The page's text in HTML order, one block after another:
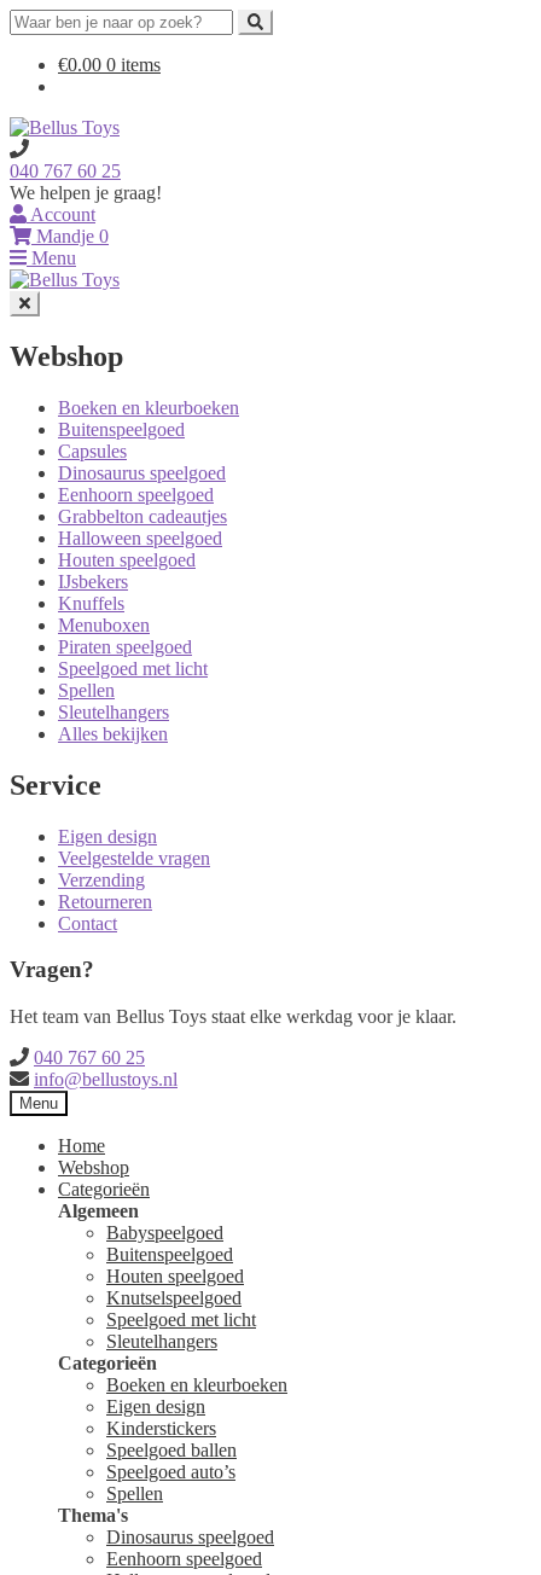
Search
for:
door
navigatie
naar
inhoud
€0.00 0 items
040 767 60 25
We helpen je graag!
Account
Mandje 0
Menu
Webshop
Boeken en kleurboeken
Buitenspeelgoed
Capsules
Dinosaurus speelgoed
Eenhoorn speelgoed
Grabbelton cadeautjes
Halloween speelgoed
Houten speelgoed
IJsbekers
Knuffels
Menuboxen
Piraten speelgoed
Speelgoed met licht
Spellen
Sleutelhangers
Alles bekijken
Service
Eigen design
Veelgestelde vragen
Verzending
Retourneren
Contact
Vragen?
Het team van Bellus Toys staat elke werkdag voor je klaar.
040 767 60 25
info@bellustoys.nl
Menu
Home
Webshop
Categorieën
Algemeen
Babyspeelgoed
Buitenspeelgoed
Houten speelgoed
Knutselspeelgoed
Speelgoed met licht
Sleutelhangers
Categorieën
Boeken en kleurboeken
Eigen design
Kinderstickers
Speelgoed ballen
Speelgoed auto’s
Spellen
Thema's
Dinosaurus speelgoed
Eenhoorn speelgoed